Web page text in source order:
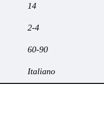
14
2-4
60-90
Italiano